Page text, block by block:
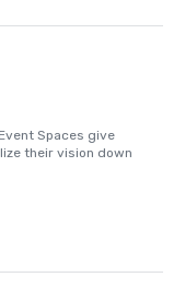
de... #1 Resort
Caraïbes
initiative de
initiative de
et
région
meilleur
Spaces give
their vision down